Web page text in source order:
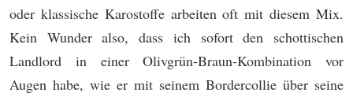
oder klassische Karostoffe arbeiten oft mit diesem Mix.
Kein Wunder also, dass ich sofort den schottischen
Landlord in einer Olivgrün-Braun-Kombination vor
Augen habe, wie er mit seinem Bordercollie über seine